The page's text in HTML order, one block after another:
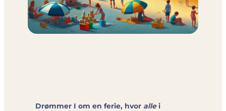
Drømmer I om en ferie, hvor allei